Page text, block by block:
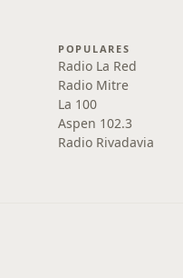
POPULARES
Radio La Red
Radio Mitre
La 100
Aspen 102.3
Radio Rivadavia